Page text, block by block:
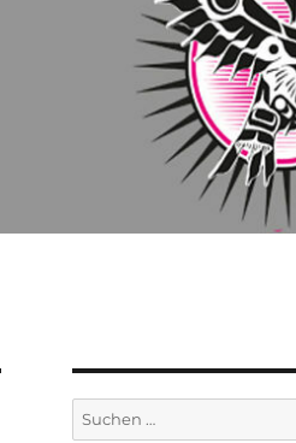
Suchen
nach: